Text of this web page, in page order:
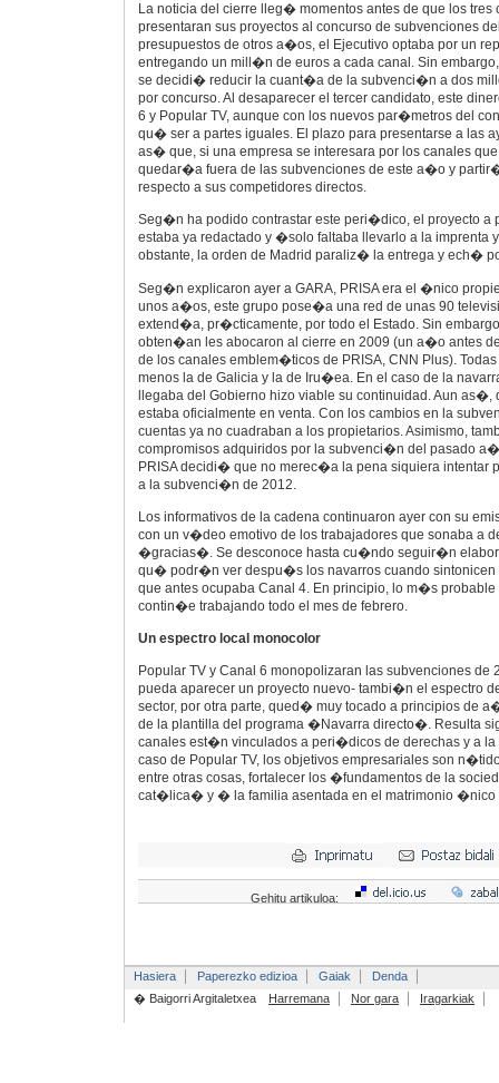
La noticia del cierre lleg� momentos antes de que los tres
presentaran sus proyectos al concurso de subvenciones
presupuestos de otros a�os, el Ejecutivo optaba por un
entregando un mill�n de euros a cada canal. Sin
se decidi� reducir la cuant�a de la subvenci�n a dos
por concurso. Al desaparecer el tercer candidato, este
6 y Popular TV, aunque con los nuevos par�metros del
qu� ser a partes iguales. El plazo para presentarse a las
as� que, si una empresa se interesara por los canales
quedar�a fuera de las subvenciones de este a�o y
respecto a sus competidores directos.
Seg�n ha podido contrastar este peri�dico, el proyecto a
estaba ya redactado y �solo faltaba llevarlo a la imprenta
obstante, la orden de Madrid paraliz� la entrega y ech�
Seg�n explicaron ayer a GARA, PRISA era el �nico
unos a�os, este grupo pose�a una red de unas 90
extend�a, pr�cticamente, por todo el Estado. Sin
obten�an les abocaron al cierre en 2009 (un a�o antes
de los canales emblem�ticos de PRISA, CNN Plus).
menos la de Galicia y la de Iru�ea. En el caso de la
llegaba del Gobierno hizo viable su continuidad. Aun as�,
estaba oficialmente en venta. Con los cambios en la
cuentas ya no cuadraban a los propietarios. Asimismo,
compromisos adquiridos por la subvenci�n del pasado
PRISA decidi� que no merec�a la pena siquiera intentar
a la subvenci�n de 2012.
Los informativos de la cadena continuaron ayer con su
con un v�deo emotivo de los trabajadores que sonaba a
�gracias�. Se desconoce hasta cu�ndo seguir�n
qu� podr�n ver despu�s los navarros cuando sintonicen
que antes ocupaba Canal 4. En principio, lo m�s
contin�e trabajando todo el mes de febrero.
Un espectro local monocolor
Popular TV y Canal 6 monopolizaran las subvenciones de
pueda aparecer un proyecto nuevo- tambi�n el espectro
sector, por otra parte, qued� muy tocado a principios de
de la plantilla del programa �Navarra directo�. Resulta
canales est�n vinculados a peri�dicos de derechas y a
caso de Popular TV, los objetivos empresariales son
entre otras cosas, fortalecer los �fundamentos de la
cat�lica� y � la familia asentada en el matrimonio
Gehitu artikuloa:
Hasiera Paperezko edizioa Gaiak
Denda
� Baigorri Argitaletxea
Harremana Nor gara Iragarkiak